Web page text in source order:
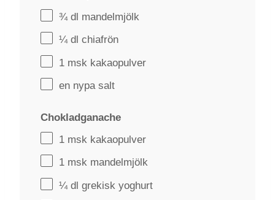
¾dl mandelmjölk
¼dl chiafrön
1 msk kakaopulver
en nypa salt
Chokladganache
1 msk kakaopulver
1 msk mandelmjölk
¼dl grekisk yoghurt